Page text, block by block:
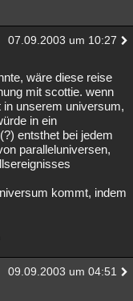
07.09.2003 um 10:27
wäre diese reise
mit scottie. wenn
unserem universum,
in ein
entsthet bei jedem
paralleluniversen,
kommt, indem
09.09.2003 um 04:51